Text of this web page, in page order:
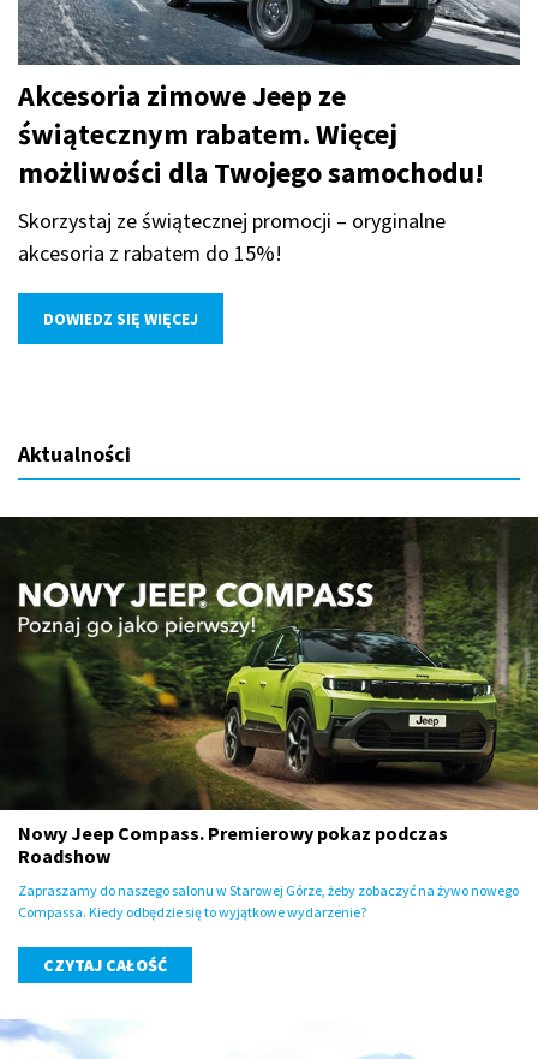
Akcesoria zimowe Jeep ze
świątecznym rabatem. Więcej
możliwości dla Twojego samochodu!
Skorzystaj ze świątecznej promocji – oryginalne
akcesoria z rabatem do 15%!
DOWIEDZ SIĘ WIĘCEJ
Aktualności
Nowy Jeep Compass. Premierowy pokaz podczas
Roadshow
Zapraszamy do naszego salonu w Starowej Górze, żeby zobaczyć na żywo nowego
Compassa. Kiedy odbędzie się to wyjątkowe wydarzenie?
CZYTAJ CAŁOŚĆ